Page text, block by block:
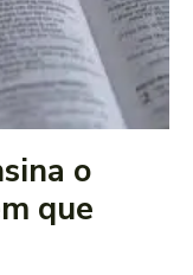
o
que